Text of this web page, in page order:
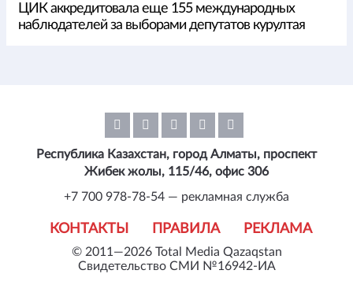
ЦИК аккредитовала еще 155 международных
наблюдателей за выборами депутатов курултая
© 2011—2026 Total Media Qazaqstan
Свидетельство СМИ №16942-ИА
КОНТАКТЫ ПРАВИЛА РЕКЛАМА
Республика Казахстан, город Алматы, проспект
Жибек жолы, 115/46, офис 306
+7 700 978-78-54 — рекламная служба